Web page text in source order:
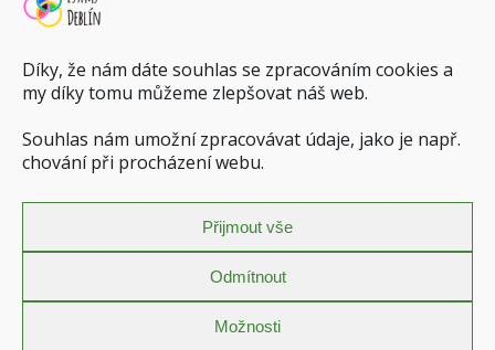
Díky, že nám dáte souhlas se zpracováním cookies a
my díky tomu můžeme zlepšovat náš web.
Souhlas nám umožní zpracovávat údaje, jako je např.
chování při procházení webu.
Přijmout vše
Odmítnout
Možnosti
ZŠ a MŠ Deblín na mapy.cz
Dopravní spojení do ZŠ a MŠ Deblín
Zásady ochrany osobních údajů
Prohlášení o přístupnosti